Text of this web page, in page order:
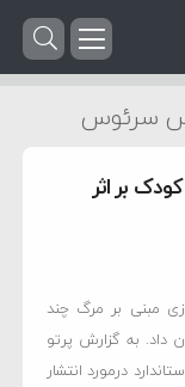
سرئوس
بر اثر
مبنی بر مرگ چند
داد. به گزارش پرتو
درمورد انتشار